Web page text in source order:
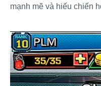
mạnh mẽ và hiếu chiến